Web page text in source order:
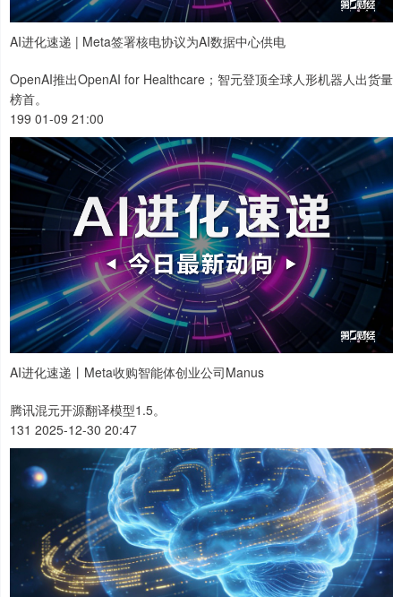
AI进化速递 | Meta签署核电协议为AI数据中心供电
OpenAI推出OpenAI for Healthcare；智元登顶全球人形机器人出货量
榜首。
199 01-09 21:00
AI进化速递丨Meta收购智能体创业公司Manus
腾讯混元开源翻译模型1.5。
131 2025-12-30 20:47